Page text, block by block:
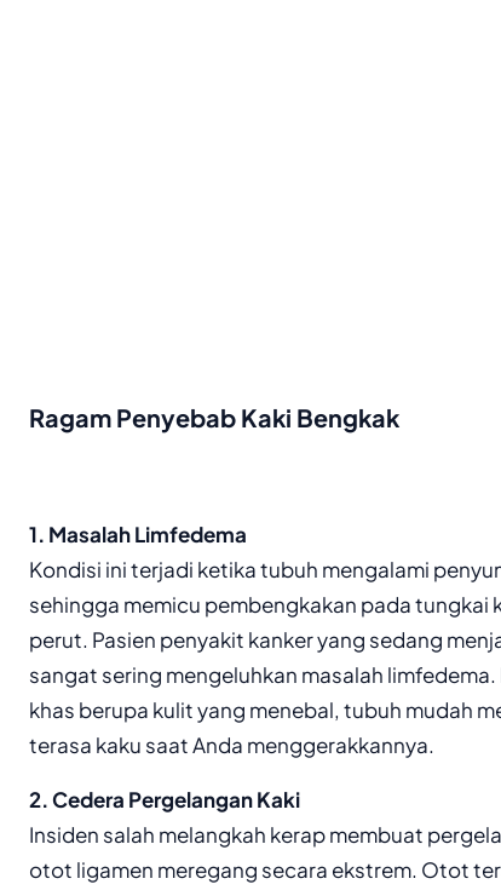
Ragam Penyebab Kaki Bengkak
1. Masalah Limfedema
Kondisi ini terjadi ketika tubuh mengalami
sehingga memicu pembengkakan pada tungkai
perut. Pasien penyakit kanker yang sedang
sangat sering mengeluhkan masalah
khas berupa kulit yang menebal, tubuh mudah
terasa kaku saat Anda menggerakkannya.
2. Cedera Pergelangan Kaki
Insiden salah melangkah kerap membuat
otot ligamen meregang secara ekstrem. Otot